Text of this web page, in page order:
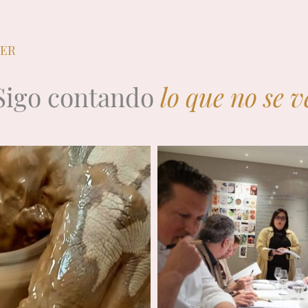
contandolo que no se